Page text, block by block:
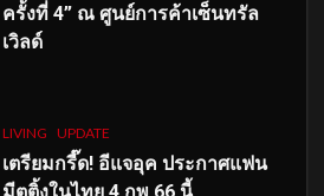
ครั้งที่ 4” ณ ศูนย์การค้าเซ็นทรัล
เวิลด์
LIVING UPDATE
เตรียมกรี๊ด! อีแจอุค ประกาศแฟน